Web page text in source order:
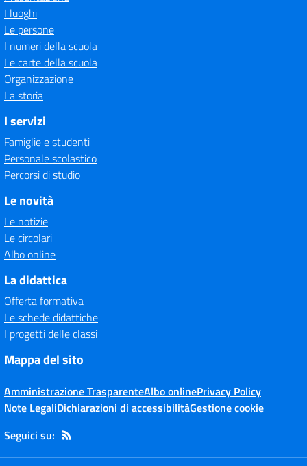
I luoghi
Le persone
I numeri della scuola
Le carte della scuola
Organizzazione
La storia
I servizi
Famiglie e studenti
Personale scolastico
Percorsi di studio
Le novità
Le notizie
Le circolari
Albo online
La didattica
Offerta formativa
Le schede didattiche
I progetti delle classi
Mappa del sito
Amministrazione TrasparenteAlbo onlinePrivacy Policy
Note LegaliDichiarazioni di accessibilitàGestione cookie
Seguici su: